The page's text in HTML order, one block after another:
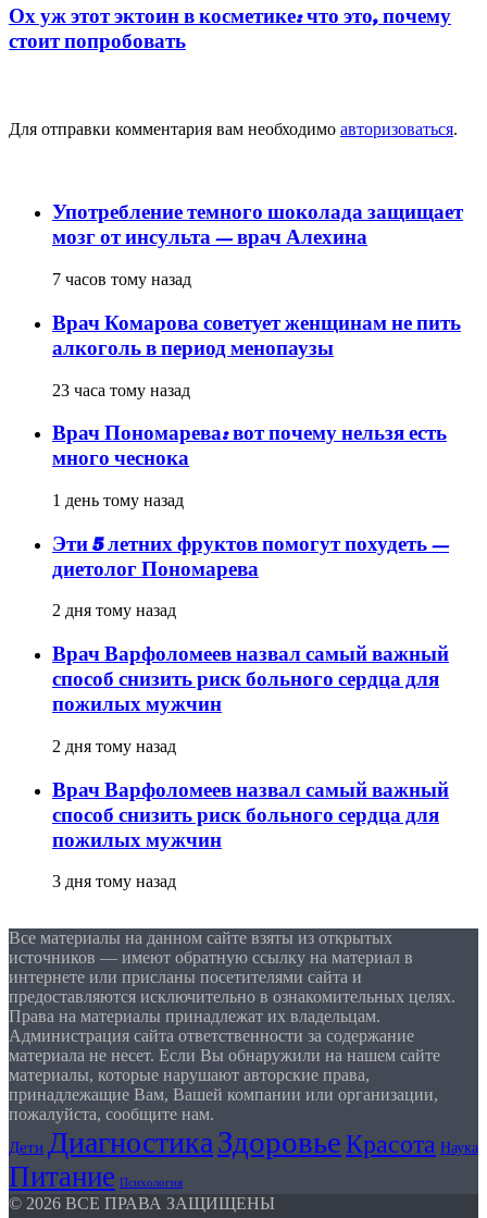
Ох уж этот эктоин в косметике: что это, почему
стоит попробовать
Для отправки комментария вам необходимо авторизоваться.
Употребление темного шоколада защищает
мозг от инсульта — врач Алехина
7 часов тому назад
Врач Комарова советует женщинам не пить
алкоголь в период менопаузы
23 часа тому назад
Врач Пономарева: вот почему нельзя есть
много чеснока
1 день тому назад
Эти 5 летних фруктов помогут похудеть —
диетолог Пономарева
2 дня тому назад
Врач Варфоломеев назвал самый важный
способ снизить риск больного сердца для
пожилых мужчин
2 дня тому назад
Врач Варфоломеев назвал самый важный
способ снизить риск больного сердца для
пожилых мужчин
3 дня тому назад
Все материалы на данном сайте взяты из открытых
источников — имеют обратную ссылку на материал в
интернете или присланы посетителями сайта и
предоставляются исключительно в ознакомительных целях.
Права на материалы принадлежат их владельцам.
Администрация сайта ответственности за содержание
материала не несет. Если Вы обнаружили на нашем сайте
материалы, которые нарушают авторские права,
принадлежащие Вам, Вашей компании или организации,
пожалуйста, сообщите нам.
Дети ДиагностикаЗдоровьеКрасота Наука
Питание Психология
© 2026 ВСЕ ПРАВА ЗАЩИЩЕНЫ